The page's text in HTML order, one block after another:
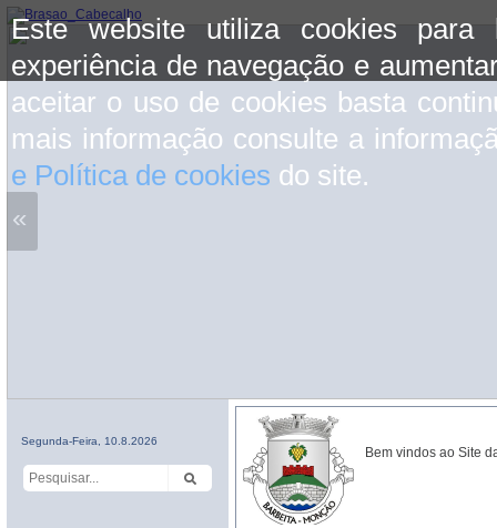
Este website utiliza cookies para
experiência de navegação e
aceitar o uso de cookies basta
mais informação consulte a
e Política de cookies do site.
«
Segunda-Feira, 10.8.2026
Bem vindos ao Site